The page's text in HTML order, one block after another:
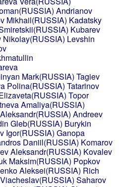
Andrianov
Mikhail(RUSSIA) Kadatsky
Kubarev
Nikolay(RUSSIA) Levshin
Mark(RUSSIA) Tagiev
Polina(RUSSIA) Tatarinov
Topor
Amaliya(RUSSIA)
Andreev
Gleb(RUSSIA) Burykin
Igor(RUSSIA) Ganopa
Daniil(RUSSIA) Komarov
Aleksandr(RUSSIA) Kovalev
Maksim(RUSSIA) Popkov
Aleksei(RUSSIA) Rich
Saharov